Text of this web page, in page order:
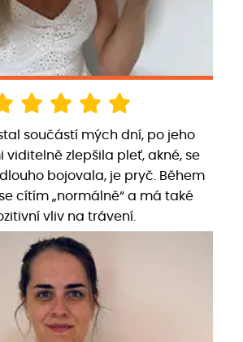
součástí mých dní, po jeho
viditelně zlepšila pleť, akné, se
bojovala, je pryč. Během
cítím „normálně“ a má také
vliv na trávení.